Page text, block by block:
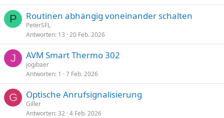
P Routinen abhängig voneinander schalten
PeterSFL
Antworten 13 20 Feb. 2026
J AVM Smart Thermo 302
jogibaer
Antworten 1 7 Feb. 2026
G Optische Anrufsignalisierung
Giller
Antworten 32 4 Feb. 2026